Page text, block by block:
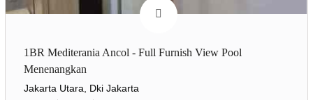
1BR Mediterania Ancol - Full Furnish View Pool
Menenangkan
Jakarta Utara, Dki Jakarta